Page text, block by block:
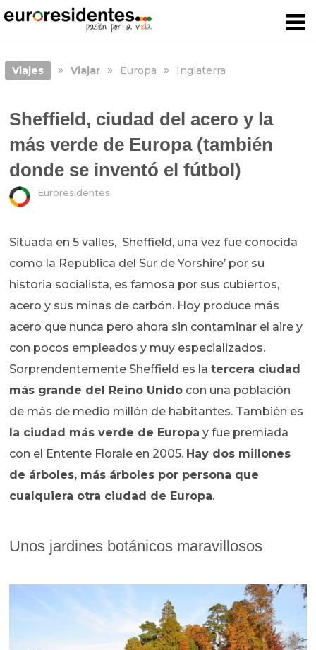
Viajes Viajar Europa Inglaterra
Sheffield, ciudad del acero y la
más verde de Europa (también
donde se inventó el fútbol)
Euroresidentes
Situada en 5 valles, Sheffield, una vez fue conocida
como la Republica del Sur de Yorshire’ por su
historia socialista, es famosa por sus cubiertos,
acero y sus minas de carbón. Hoy produce más
acero que nunca pero ahora sin contaminar el aire y
con pocos empleados y muy especializados.
Sorprendentemente Sheffield es latercera ciudad
más grande del Reino Unido con una población
de más de medio millón de habitantes. También es
la ciudad más verde de Europa y fue premiada
con el Entente Florale en 2005. Hay dos millones
de árboles, más árboles por persona que
cualquiera otra ciudad de Europa.
Unos jardines botánicos maravillosos